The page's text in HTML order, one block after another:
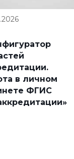
в личном
ФГИС